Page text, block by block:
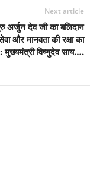
Next article
अर्जुन देव जी का बलिदान
और मानवता की रक्षा का
विष्णुदेव साय….